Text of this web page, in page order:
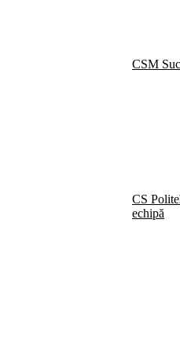
CSM
CS
echipă